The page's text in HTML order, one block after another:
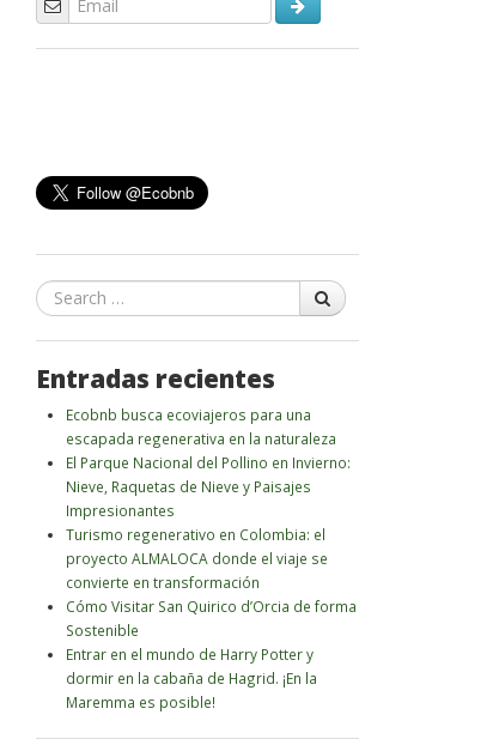
Search
Entradas recientes
Ecobnb busca ecoviajeros para una
escapada regenerativa en la naturaleza
El Parque Nacional del Pollino en Invierno:
Nieve, Raquetas de Nieve y Paisajes
Impresionantes
Turismo regenerativo en Colombia: el
proyecto ALMALOCA donde el viaje se
convierte en transformación
Cómo Visitar San Quirico d’Orcia de forma
Sostenible
Entrar en el mundo de Harry Potter y
dormir en la cabaña de Hagrid. ¡En la
Maremma es posible!